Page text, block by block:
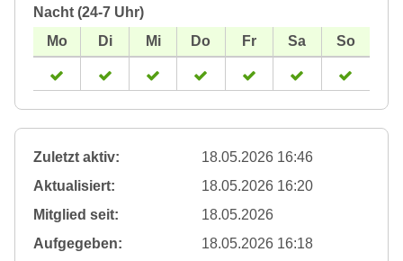
Nacht (24-7 Uhr)
Zuletzt aktiv:
18.05.2026 16:46
Aktualisiert:
18.05.2026 16:20
Mitglied seit:
18.05.2026
Aufgegeben:
18.05.2026 16:18